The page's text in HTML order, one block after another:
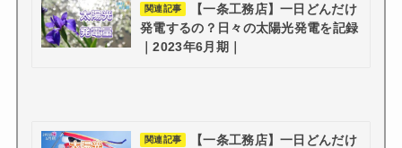
関連記事
【一条工務店】一日どんだけ
発電するの？日々の太陽光発電を記録
｜2023年6月期｜
関連記事
【一条工務店】一日どんだけ